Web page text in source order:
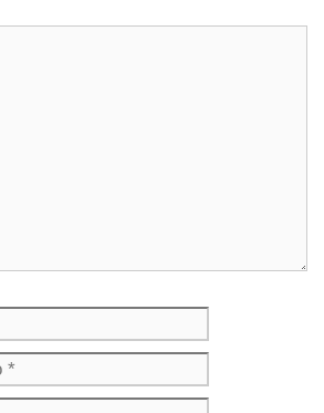
electrónico